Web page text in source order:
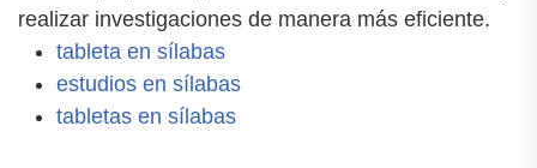
realizar investigaciones de manera más eficiente.
tableta en sílabas
estudios en sílabas
tabletas en sílabas